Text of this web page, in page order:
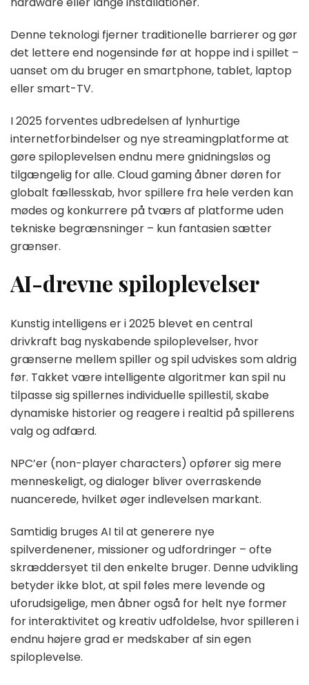
Denne teknologi fjerner traditionelle barrierer og gør
det lettere end nogensinde før at hoppe ind i spillet –
uanset om du bruger en smartphone, tablet, laptop
eller smart-TV.
I 2025 forventes udbredelsen af lynhurtige
internetforbindelser og nye streamingplatforme at
gøre spiloplevelsen endnu mere gnidningsløs og
tilgængelig for alle. Cloud gaming åbner døren for
globalt fællesskab, hvor spillere fra hele verden kan
mødes og konkurrere på tværs af platforme uden
tekniske begrænsninger – kun fantasien sætter
grænser.
AI-drevne spiloplevelser
Kunstig intelligens er i 2025 blevet en central
drivkraft bag nyskabende spiloplevelser, hvor
grænserne mellem spiller og spil udviskes som aldrig
før. Takket være intelligente algoritmer kan spil nu
tilpasse sig spillernes individuelle spillestil, skabe
dynamiske historier og reagere i realtid på spillerens
valg og adfærd.
NPC’er (non-player characters) opfører sig mere
menneskeligt, og dialoger bliver overraskende
nuancerede, hvilket øger indlevelsen markant.
Samtidig bruges AI til at generere nye
spilverdenener, missioner og udfordringer – ofte
skræddersyet til den enkelte bruger. Denne udvikling
betyder ikke blot, at spil føles mere levende og
uforudsigelige, men åbner også for helt nye former
for interaktivitet og kreativ udfoldelse, hvor spilleren i
endnu højere grad er medskaber af sin egen
spiloplevelse.